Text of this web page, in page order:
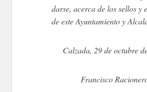
darse, acerca de los sellos y
de este Ayuntamiento y
Calzada, 29 de octubre
Francisco